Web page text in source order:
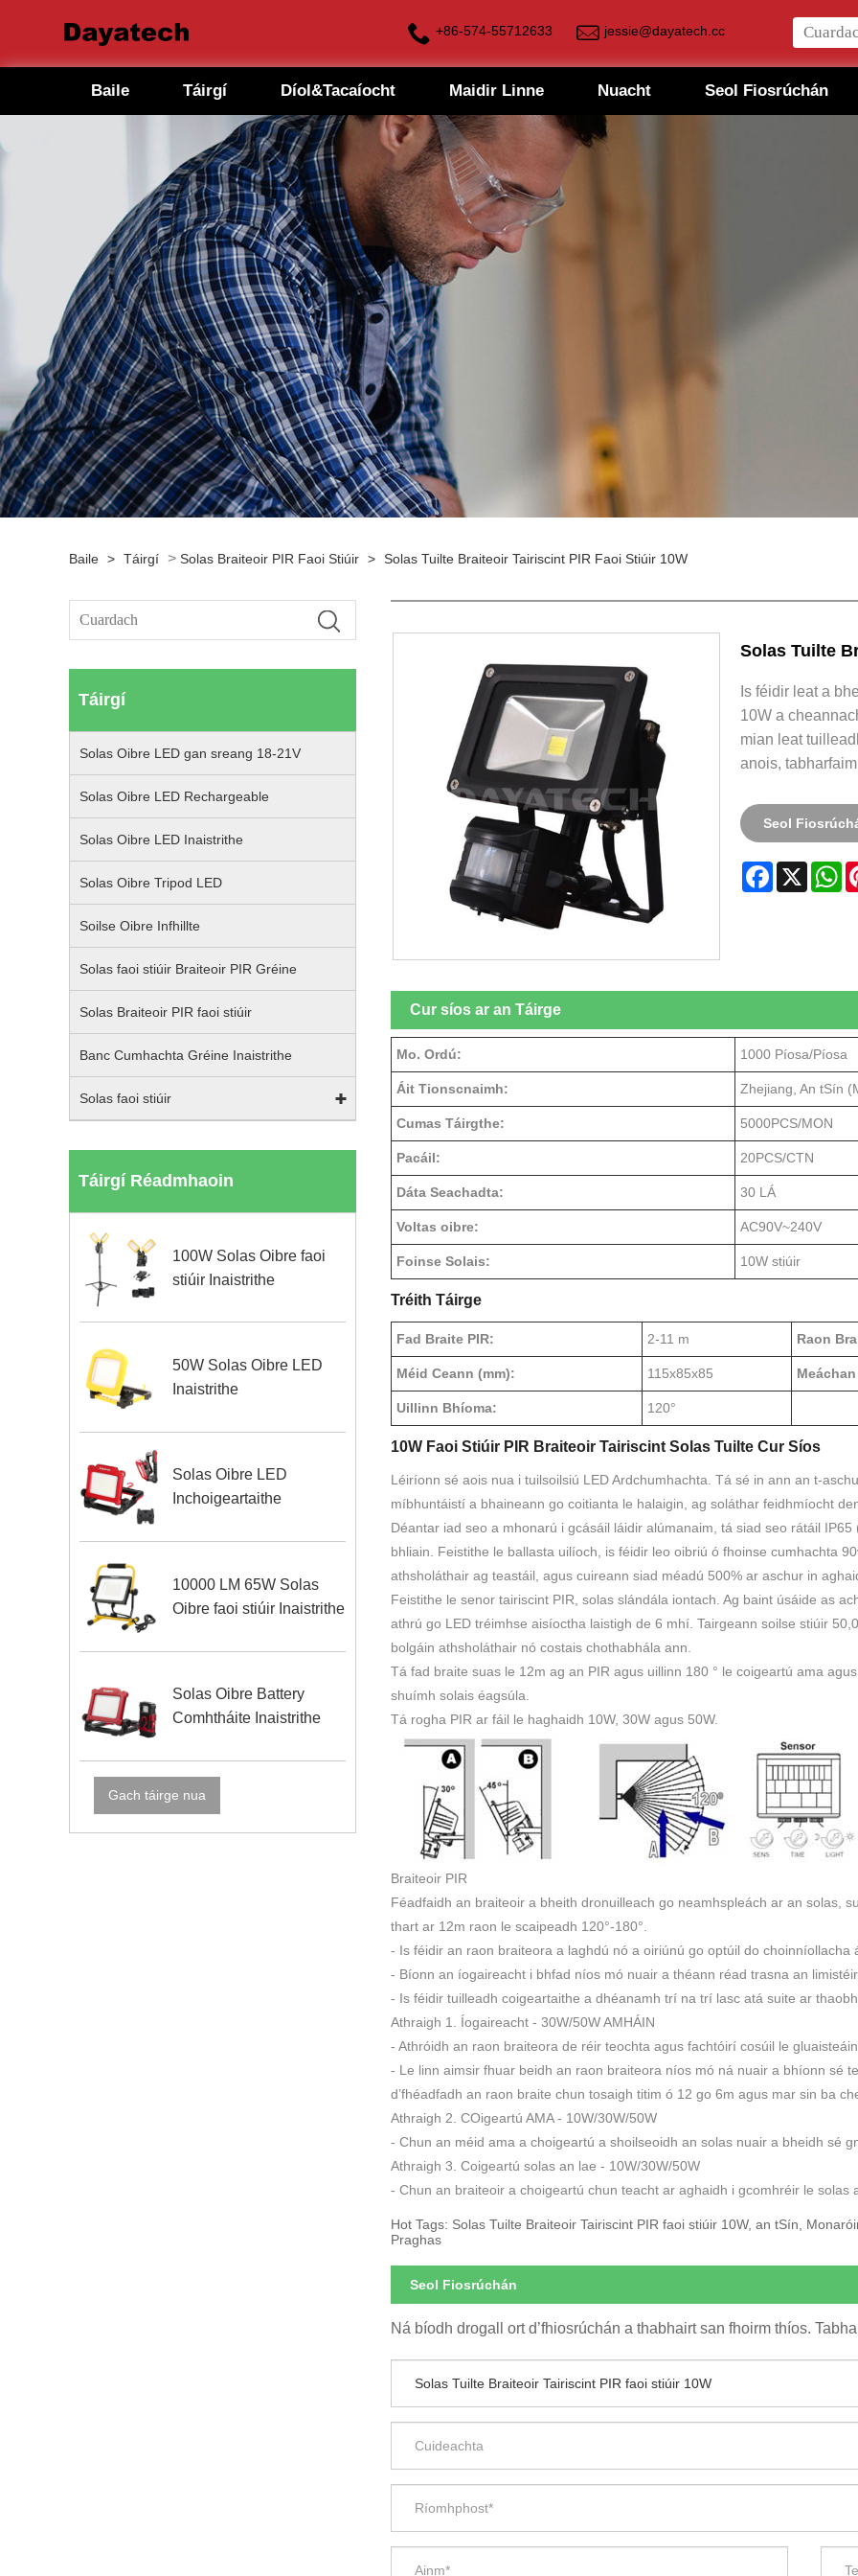
+86-574-55712633 jessie@dayatech.cc
Baile Táirgí Díol&Tacaíocht Maidir Linne Nuacht Seol Fiosrúchán
Baile > Táirgí > Solas Braiteoir PIR Faoi Stiúir > Solas Tuilte Braiteoir Tairiscint PIR Faoi Stiúir 10W
Táirgí
Solas Oibre LED gan sreang 18-21V
Solas Oibre LED Rechargeable
Solas Oibre LED Inaistrithe
Solas Oibre Tripod LED
Soilse Oibre Infhillte
Solas faoi stiúir Braiteoir PIR Gréine
Solas Braiteoir PIR faoi stiúir
Banc Cumhachta Gréine Inaistrithe
Solas faoi stiúir
Táirgí Réadmhaoin
100W Solas Oibre faoi
stiúir Inaistrithe
50W Solas Oibre LED
Inaistrithe
Solas Oibre LED
Inchoigeartaithe
10000 LM 65W Solas
Oibre faoi stiúir Inaistrithe
Solas Oibre Battery
Comhtháite Inaistrithe
Gach táirge nua
Solas Tuilte
Is féidir leat a
10W a
mian leat
anois,
Seol
Facebook
X
Cur síos ar an Táirge
Mo. Ordú: 1000 Píosa/Píosa
Áit Tionscnaimh: Zhejiang, An tSín
Cumas Táirgthe: 5000PCS/MON
Pacáil: 20PCS/CTN
Dáta Seachadta: 30 LÁ
Voltas oibre: AC90V~240V
Foinse Solais: 10W stiúir
Tréith Táirge
Fad Braite PIR: 2-11 m Raon
Méid Ceann (mm): 115x85x85
Uillinn Bhíoma: 120°
10W Faoi Stiúir PIR Braiteoir Tairiscint Solas Tuilte Cur Síos
Léiríonn sé aois nua i tuilsoilsiú LED Ardchumhachta. Tá sé in ann an t-
míbhuntáistí a bhaineann go coitianta le halaigin, ag soláthar feidhmíocht
Déantar iad seo a mhonarú i gcásáil láidir alúmanaim, tá siad seo rátáil
bhliain. Feistithe le ballasta uilíoch, is féidir leo oibriú ó fhoinse cumhachta
athsholáthair ag teastáil, agus cuireann siad méadú 500% ar aschur in
Feistithe le senor tairiscint PIR, solas slándála iontach. Ag baint úsáide as
athrú go LED tréimhse aisíoctha laistigh de 6 mhí. Tairgeann soilse stiúir
bolgáin athsholáthair nó costais chothabhála ann.
Tá fad braite suas le 12m ag an PIR agus uillinn 180 ° le coigeartú ama
shuímh solais éagsúla.
Tá rogha PIR ar fáil le haghaidh 10W, 30W agus 50W.
Braiteoir PIR
Féadfaidh an braiteoir a bheith dronuilleach go neamhspleách ar an solas,
thart ar 12m raon le scaipeadh 120°-180°.
- Is féidir an raon braiteora a laghdú nó a oiriúnú go optúil do
- Bíonn an íogaireacht i bhfad níos mó nuair a théann réad trasna an
- Is féidir tuilleadh coigeartaithe a dhéanamh trí na trí lasc atá suite ar
Athraigh 1. Íogaireacht - 30W/50W AMHÁIN
- Athróidh an raon braiteora de réir teochta agus fachtóirí cosúil le
- Le linn aimsir fhuar beidh an raon braiteora níos mó ná nuair a bhíonn sé
d’fhéadfadh an raon braite chun tosaigh titim ó 12 go 6m agus mar sin ba
Athraigh 2. COigeartú AMA - 10W/30W/50W
- Chun an méid ama a choigeartú a shoilseoidh an solas nuair a bheidh sé
Athraigh 3. Coigeartú solas an lae - 10W/30W/50W
- Chun an braiteoir a choigeartú chun teacht ar aghaidh i gcomhréir le solas
Hot Tags: Solas Tuilte Braiteoir Tairiscint PIR faoi stiúir 10W, an tSín,
Praghas
Seol Fiosrúchán
Ná bíodh drogall ort d’fhiosrúchán a thabhairt san fhoirm thíos.